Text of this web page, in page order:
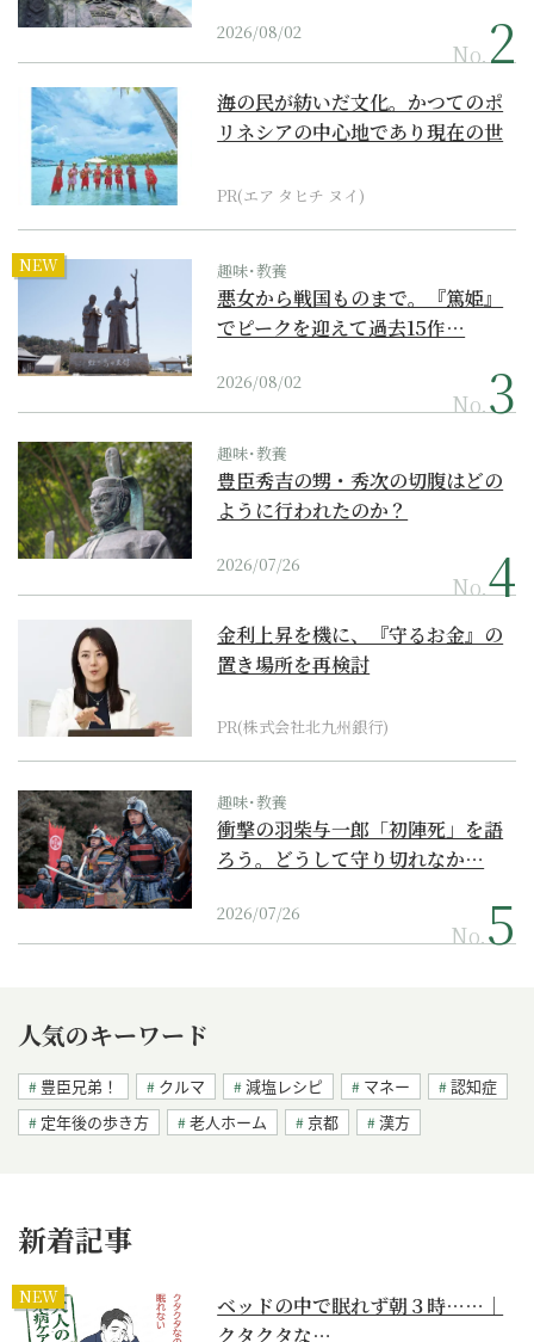
2026/08/02
No.
海の民が紡いだ文化。かつてのポ
リネシアの中心地であり現在の世
PR(エア タヒチ ヌイ)
NEW 趣味･教養
悪女から戦国ものまで。『篤姫』
でピークを迎えて過去15作…
2026/08/02
No.
趣味･教養
豊臣秀吉の甥・秀次の切腹はどの
ように行われたのか？
2026/07/26
No.
金利上昇を機に、『守るお金』の
置き場所を再検討
PR(株式会社北九州銀行)
趣味･教養
衝撃の羽柴与一郎「初陣死」を語
ろう。どうして守り切れなか…
2026/07/26
No.
人気のキーワード
豊臣兄弟！ クルマ 減塩レシピ マネー
認知症
定年後の歩き方
老人ホーム 京都 漢方
新着記事
NEW
ベッドの中で眠れず朝３時……｜
クタクタな…